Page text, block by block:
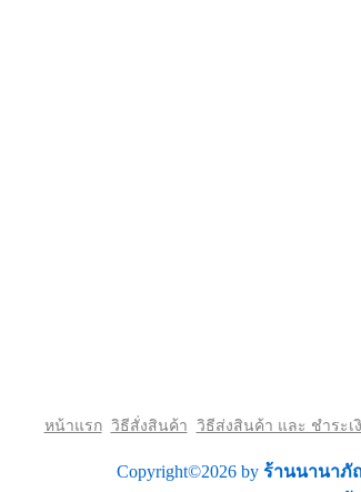
หน้าแรก วิธีสั่งสินค้า วิธีส่งสินค้า และ ชำระเ
Copyright©2026 by ร้านนานาภั